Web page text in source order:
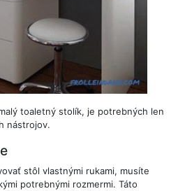
toaletný stolík, je potrebných len
nástrojov.
stôl vlastnými rukami, musíte
potrebnými rozmermi. Táto